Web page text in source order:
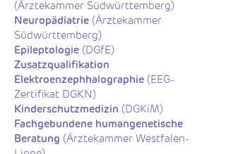
(Ärztekammer Südwürttemberg)
Neuropädiatrie (Ärztekammer
Südwürttemberg)
Epileptologie (DGfE)
Zusatzqualifikation
Elektroenzephhalographie (EEG-
Zertifikat DGKN)
Kinderschutzmedizin (DGKiM)
Fachgebundene humangenetische
Beratung (Ärztekammer Westfalen-